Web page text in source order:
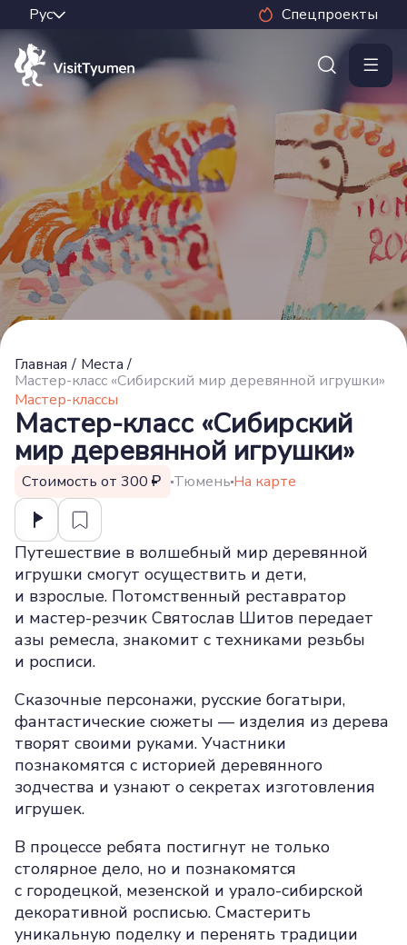
Спецпроекты
Главная / Места /
Мастер-класс «Сибирский мир деревянной игрушки»
Мастер-классы
Мастер-класс «Сибирский
мир деревянной игрушки»
Стоимость от 300 ТюменьНа карте
Путешествие в волшебный мир деревянной
игрушки смогут осуществить и дети,
и взрослые. Потомственный реставратор
и мастер-резчик Святослав Шитов передает
азы ремесла, знакомит с техниками резьбы
и росписи.
Сказочные персонажи, русские богатыри,
фантастические сюжеты — изделия из дерева
творят своими руками. Участники
познакомятся с историей деревянного
зодчества и узнают о секретах изготовления
игрушек.
В процессе ребята постигнут не только
столярное дело, но и познакомятся
с городецкой, мезенской и урало-сибирской
декоративной росписью. Смастерить
уникальную поделку и перенять традиции